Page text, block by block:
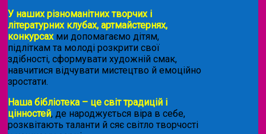
У наших різноманітних творчих і
літературних клубах, артмайстернях,
конкурсахми допомагаємо дітям,
підліткам та молоді розкрити свої
здібності, сформувати художній смак,
навчитися відчувати мистецтво й емоційно
зростати.
Наша бібліотека – це світ традицій і
цінностей, де народжується віра в себе,
розквітають таланти й сяє світло творчості